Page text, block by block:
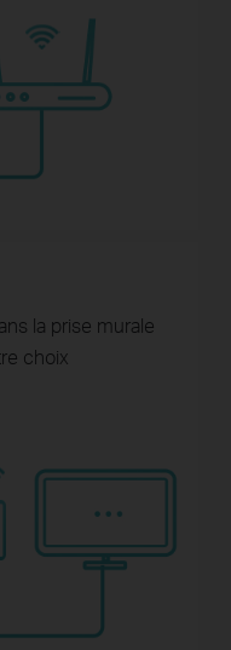
la prise murale
choix